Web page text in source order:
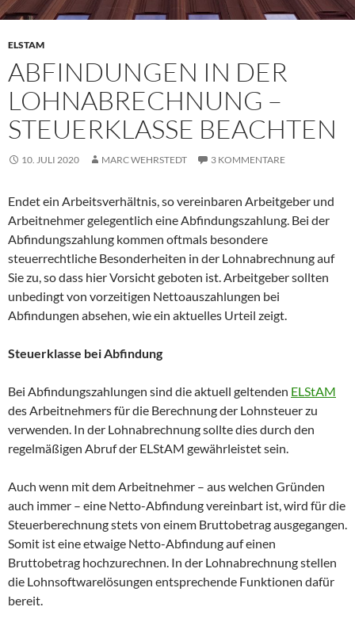
ELSTAM
ABFINDUNGEN IN DER
LOHNABRECHNUNG –
STEUERKLASSE BEACHTEN
10. JULI 2020 MARC WEHRSTEDT 3 KOMMENTARE
Endet ein Arbeitsverhältnis, so vereinbaren Arbeitgeber und
Arbeitnehmer gelegentlich eine Abfindungszahlung. Bei der
Abfindungszahlung kommen oftmals besondere
steuerrechtliche Besonderheiten in der Lohnabrechnung auf
Sie zu, so dass hier Vorsicht geboten ist. Arbeitgeber sollten
unbedingt von vorzeitigen Nettoauszahlungen bei
Abfindungen absehen, wie ein aktuelles Urteil zeigt.
Steuerklasse bei Abfindung
Bei Abfindungszahlungen sind die aktuell geltenden ELStAM
des Arbeitnehmers für die Berechnung der Lohnsteuer zu
verwenden. In der Lohnabrechnung sollte dies durch den
regelmäßigen Abruf der ELStAM gewährleistet sein.
Auch wenn mit dem Arbeitnehmer – aus welchen Gründen
auch immer – eine Netto-Abfindung vereinbart ist, wird für die
Steuerberechnung stets von einem Bruttobetrag ausgegangen.
Somit ist eine etwaige Netto-Abfindung auf einen
Bruttobetrag hochzurechnen. In der Lohnabrechnung stellen
die Lohnsoftwarelösungen entsprechende Funktionen dafür
bereit.